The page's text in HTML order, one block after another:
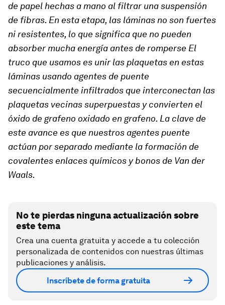
de papel hechas a mano al filtrar una suspensión
de fibras. En esta etapa, las láminas no son fuertes
ni resistentes, lo que significa que no pueden
absorber mucha energía antes de romperse El
truco que usamos es unir las plaquetas en estas
láminas usando agentes de puente
secuencialmente infiltrados que interconectan las
plaquetas vecinas superpuestas y convierten el
óxido de grafeno oxidado en grafeno. La clave de
este avance es que nuestros agentes puente
actúan por separado mediante la formación de
covalentes enlaces químicos y bonos de Van der
Waals.
No te pierdas ninguna actualización sobre
este tema
Crea una cuenta gratuita y accede a tu colección
personalizada de contenidos con nuestras últimas
publicaciones y análisis.
Inscríbete de forma gratuita